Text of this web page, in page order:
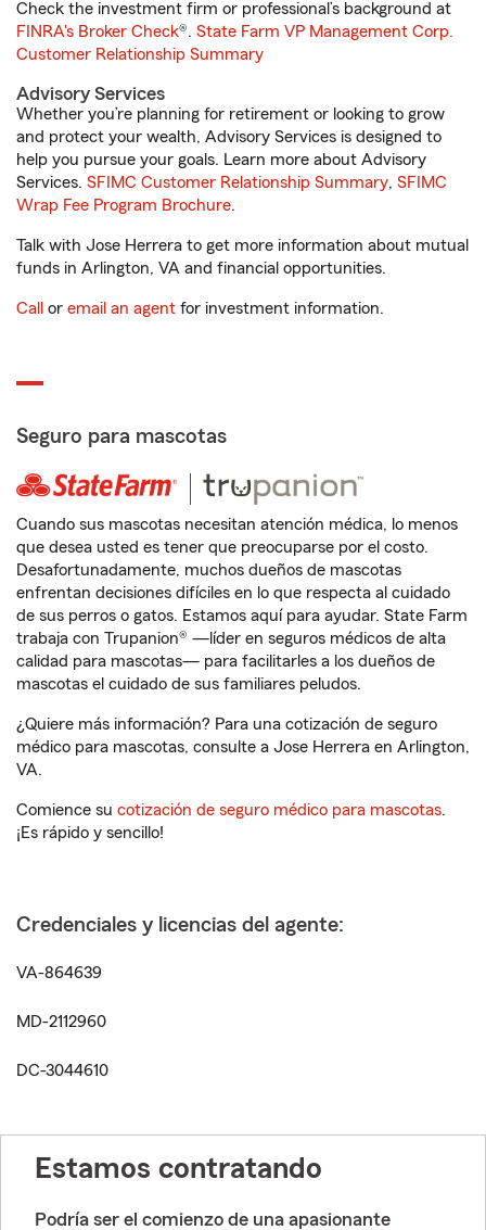
Check the investment firm or professional’s background at
FINRA's Broker Check®. State Farm VP Management Corp.
Customer Relationship Summary
Advisory Services
Whether you’re planning for retirement or looking to grow
and protect your wealth, Advisory Services is designed to
help you pursue your goals. Learn more about Advisory
Services. SFIMC Customer Relationship Summary, SFIMC
Wrap Fee Program Brochure.
Talk with Jose Herrera to get more information about mutual
funds in Arlington, VA and financial opportunities.
Call or email an agent for investment information.
Seguro para mascotas
Cuando sus mascotas necesitan atención médica, lo menos
que desea usted es tener que preocuparse por el costo.
Desafortunadamente, muchos dueños de mascotas
enfrentan decisiones difíciles en lo que respecta al cuidado
de sus perros o gatos. Estamos aquí para ayudar. State Farm
trabaja con Trupanion® —líder en seguros médicos de alta
calidad para mascotas— para facilitarles a los dueños de
mascotas el cuidado de sus familiares peludos.
¿Quiere más información? Para una cotización de seguro
médico para mascotas, consulte a Jose Herrera en Arlington,
VA.
Comience su cotización de seguro médico para mascotas.
¡Es rápido y sencillo!
Credenciales y licencias del agente:
VA-864639
MD-2112960
DC-3044610
Estamos contratando
Podría ser el comienzo de una apasionante